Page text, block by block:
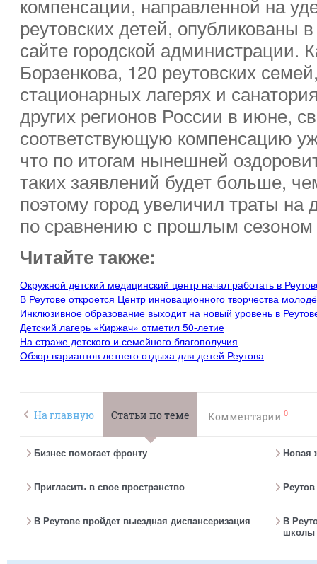
компенсации, направленной на
реутовских детей, опубликованы
сайте городской
Борзенкова, 120 реутовских
стационарных лагерях и
других регионов России в июне,
соответствующую компенсацию
что по итогам нынешней
таких заявлений будет больше,
поэтому город увеличил траты на
по сравнению с прошлым
Читайте также:
Окружной детский медицинский центр начал работать в
В Реутове откроется Центр инновационного творчества
Инклюзивное образование выходит на новый уровень в
Детский лагерь «Киржач» отметил 50-летие
На страже детского и семейного благополучия
Обзор вариантов летнего отдыха для детей Реутова
На главную Статьи по теме Комментарии 0
Бизнес помогает фронту Новая
Пригласить в свое пространство
В Реутове пройдет выездная диспансеризация
В
школы